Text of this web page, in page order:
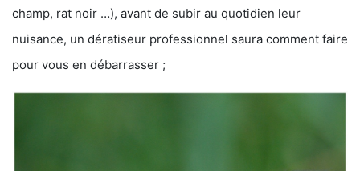
champ, rat noir …), avant de subir au quotidien leur
nuisance, un dératiseur professionnel saura comment faire
pour vous en débarrasser ;